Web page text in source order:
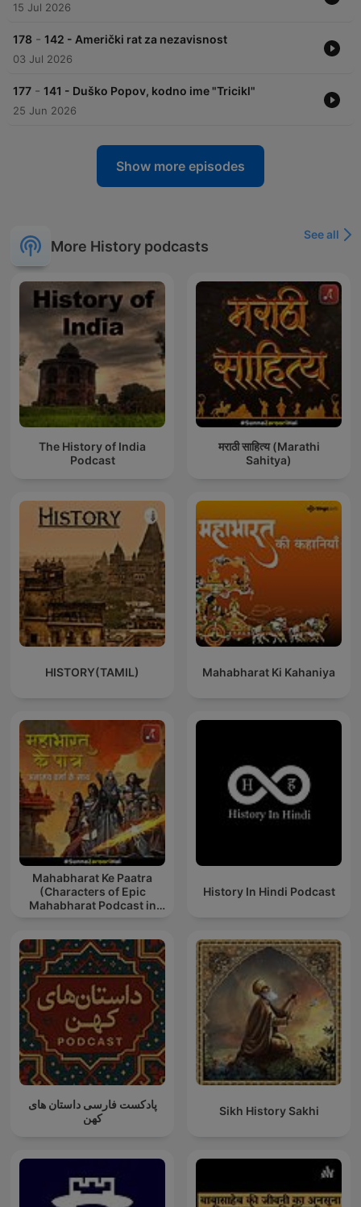
15 Jul 2026
178 - 142 - Američki rat za nezavisnost
03 Jul 2026
177 - 141 - Duško Popov, kodno ime "Tricikl"
25 Jun 2026
Show more episodes
More History podcasts
See all
The History of India
Podcast
मराठी साहित्य (Marathi
Sahitya)
HISTORY(TAMIL) Mahabharat Ki Kahaniya
Mahabharat Ke Paatra
(Characters of Epic
Mahabharat Podcast in
History In Hindi Podcast
پادکست فارسی داستان های
کهن
Sikh History Sakhi